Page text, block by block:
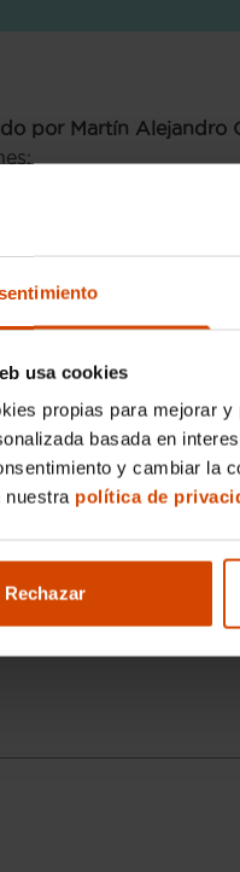
usa cookies
propias para mejorar
basada en
y cambiar la
nuestra política de
Rechazar
por Martín Alejandro